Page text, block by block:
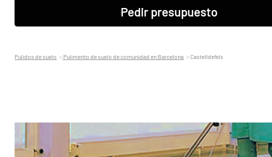
Pedir presupuesto
Pulidos de suelo Pulimento de suelo de comunidad en Barcelona Castelldefels